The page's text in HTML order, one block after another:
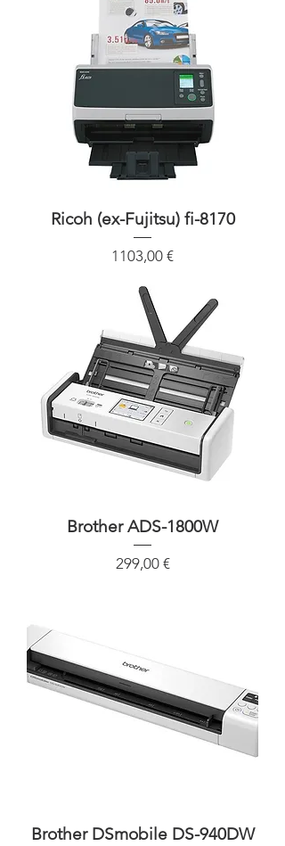
Ricoh (ex-Fujitsu) fi-8170
Precio
1103,00 €
Brother ADS-1800W
Precio
299,00 €
Brother DSmobile DS-940DW